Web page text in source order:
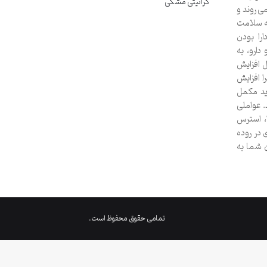
روند و
سلامت
بودن
به
افزایش
مکمل
عواملی
استرس
روده
شما به
تمامی حقوق محفوظ است.